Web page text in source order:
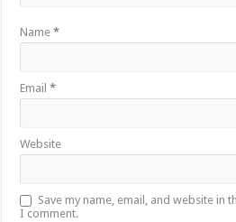
Name*
Email*
Website
Save my name, email, and website in
I comment.